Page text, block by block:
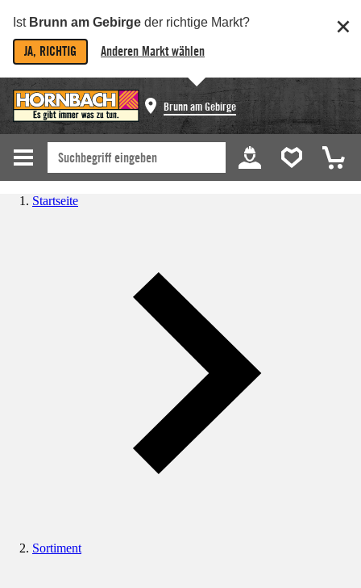
Ist Brunn am Gebirge der richtige Markt?
JA, RICHTIG Anderen Markt wählen
Brunn am Gebirge
Startseite
Sortiment